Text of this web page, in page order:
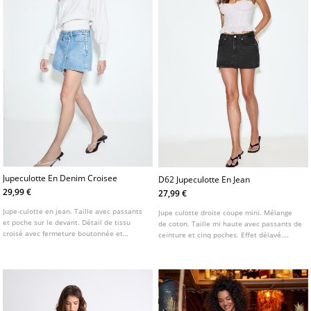
Jupeculotte En Denim Croisee
29,99 €
Jupe-culotte en jean. Taille avec passants
et poche sur le devant. Détail de tissu
croisé avec fermeture boutonnée et
D62 Jupeculotte En Jean
27,99 €
Jupe culotte droite coupe mini. Mélange
de coton. Taille mi haute avec passants de
ceinture et cinq poches. Effet délavé.